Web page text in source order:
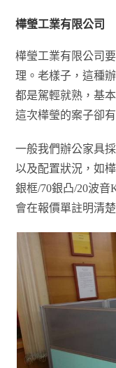
樺瑩工業有限公司
樺瑩工業有限公司
理。老樣子，這種
都是駕輕就熟，基
這次樺瑩的案子卻
一般我們辦公家具
以及配置狀況，如
銀框/70銀凸/20波音
會在報價單註明清